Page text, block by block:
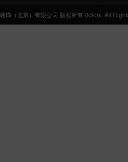
饰（北京）有限公司 版权所有 Boloni. All